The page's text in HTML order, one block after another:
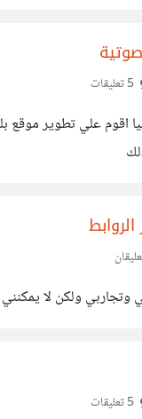
وتجاربي ولكن لا